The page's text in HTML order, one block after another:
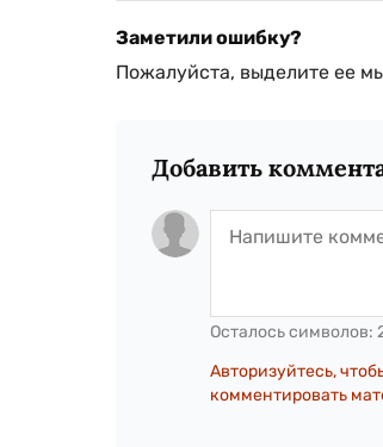
Заметили ошибку?
Пожалуйста, выделите ее
Добавить
Осталось символов:
Авторизуйтесь,
комментировать